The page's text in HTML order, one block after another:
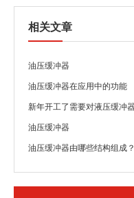
相关文章
油压缓冲器
油压缓冲器在应用中的功能
油压缓冲器
油压缓冲器由哪些结构组成？